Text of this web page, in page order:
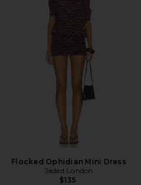
Flocked Ophidian Mini Dress
Jaded London
$135